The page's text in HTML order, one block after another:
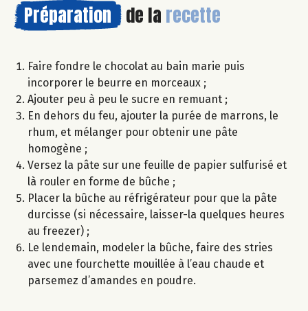
Préparation de la recette
Faire fondre le chocolat au bain marie puis
incorporer le beurre en morceaux ;
Ajouter peu à peu le sucre en remuant ;
En dehors du feu, ajouter la purée de marrons, le
rhum, et mélanger pour obtenir une pâte
homogène ;
Versez la pâte sur une feuille de papier sulfurisé et
là rouler en forme de bûche ;
Placer la bûche au réfrigérateur pour que la pâte
durcisse (si nécessaire, laisser-la quelques heures
au freezer) ;
Le lendemain, modeler la bûche, faire des stries
avec une fourchette mouillée à l’eau chaude et
parsemez d’amandes en poudre.